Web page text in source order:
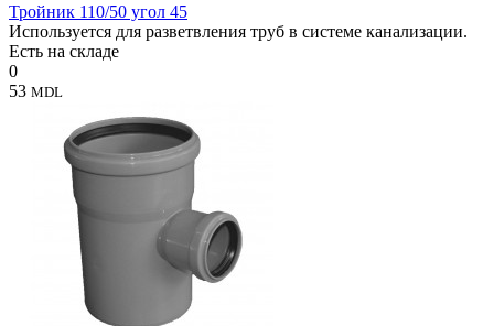
Тройник 110/50 угол 45
Используется для разветвления труб в системе канализации.
Есть на складе
0
53 MDL